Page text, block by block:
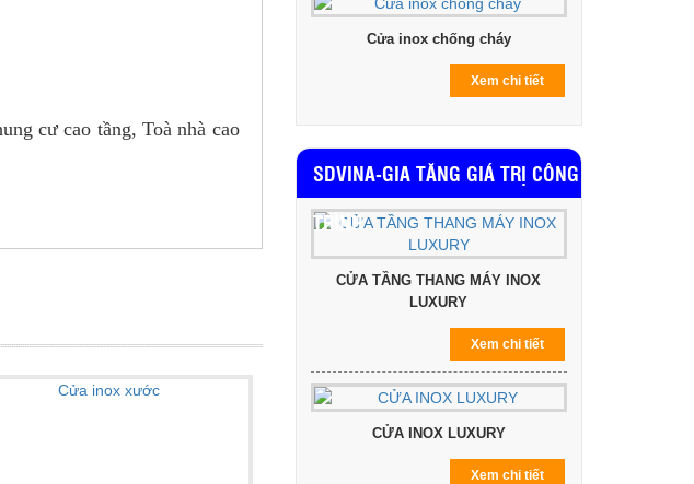
cư cao tầng, Toà nhà cao
Cửa inox chống cháy
Xem chi tiết
SDVINA-GIA TĂNG GIÁ TRỊ CÔNG
TRÌNH
CỬA TẦNG THANG MÁY INOX
LUXURY
Xem chi tiết
CỬA INOX LUXURY
Xem chi tiết